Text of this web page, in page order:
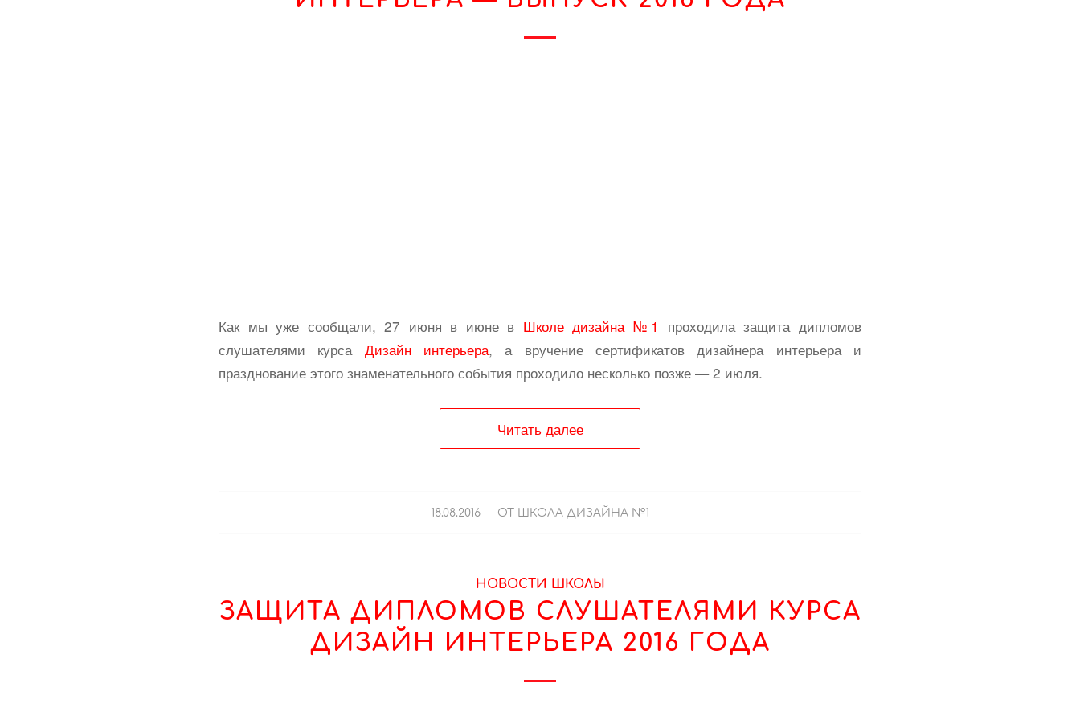
Как мы уже сообщали, 27 июня в июне в Школе дизайна №1
проходила защита дипломов
слушателями курса Дизайн интерьера, а вручение сертификатов дизайнера интерьера и
празднование этого знаменательного события проходило несколько позже — 2 июля.
Читать далее
18.08.2016
/ ОТ ШКОЛА ДИЗАЙНА №1
НОВОСТИ ШКОЛЫ
ЗАЩИТА ДИПЛОМОВ СЛУШАТЕЛЯМИ КУРСА
ДИЗАЙН ИНТЕРЬЕРА 2016 ГОДА